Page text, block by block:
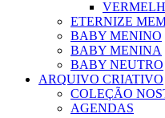
ETERNIZE
BABY MENINO
BABY MENINA
BABY NEUTRO
ARQUIVO CRIATIVO
COLEÇÃO
AGENDAS